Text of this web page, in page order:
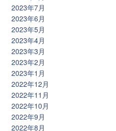
2023年7月
2023年6月
2023年5月
2023年4月
2023年3月
2023年2月
2023年1月
2022年12月
2022年11月
2022年10月
2022年9月
2022年8月